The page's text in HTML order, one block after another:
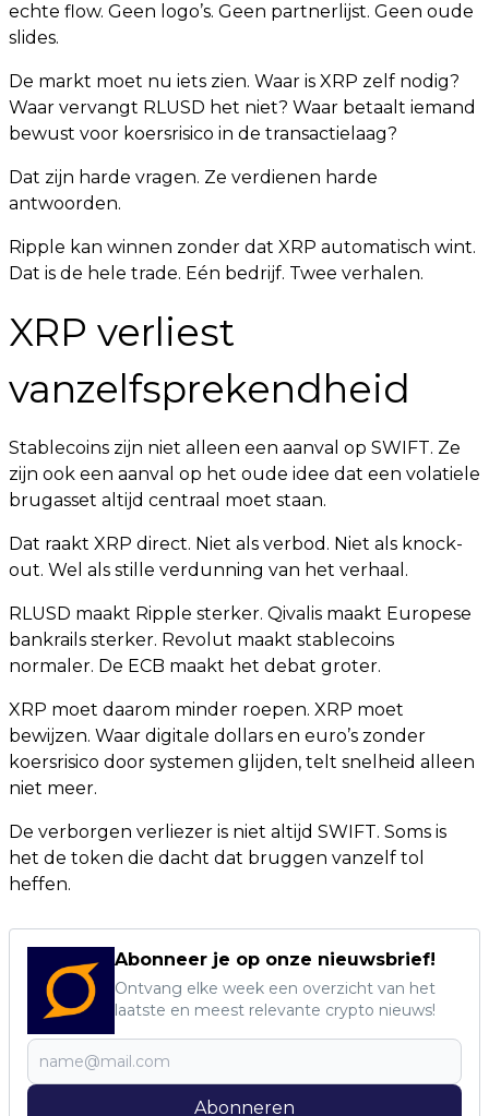
echte flow. Geen logo’s. Geen partnerlijst. Geen oude
slides.
De markt moet nu iets zien. Waar is XRP zelf nodig?
Waar vervangt RLUSD het niet? Waar betaalt iemand
bewust voor koersrisico in de transactielaag?
Dat zijn harde vragen. Ze verdienen harde
antwoorden.
Ripple kan winnen zonder dat XRP automatisch wint.
Dat is de hele trade. Eén bedrijf. Twee verhalen.
XRP verliest
vanzelfsprekendheid
Stablecoins zijn niet alleen een aanval op SWIFT. Ze
zijn ook een aanval op het oude idee dat een volatiele
brugasset altijd centraal moet staan.
Dat raakt XRP direct. Niet als verbod. Niet als knock-
out. Wel als stille verdunning van het verhaal.
RLUSD maakt Ripple sterker. Qivalis maakt Europese
bankrails sterker. Revolut maakt stablecoins
normaler. De ECB maakt het debat groter.
XRP moet daarom minder roepen. XRP moet
bewijzen. Waar digitale dollars en euro’s zonder
koersrisico door systemen glijden, telt snelheid alleen
niet meer.
De verborgen verliezer is niet altijd SWIFT. Soms is
het de token die dacht dat bruggen vanzelf tol
heffen.
Abonneer je op onze nieuwsbrief!
Ontvang elke week een overzicht van het
laatste en meest relevante crypto nieuws!
Abonneren